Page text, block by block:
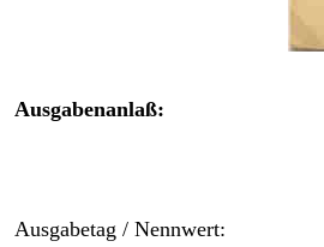
Ausgabenanlaß:
Ausgabetag / Nennwert: